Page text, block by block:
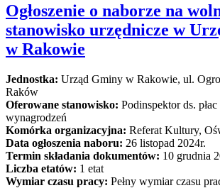
Ogłoszenie o naborze na
stanowisko urzędnicze w
w Rakowie
Jednostka: Urząd Gminy w Rakowie, ul.
Raków
Oferowane stanowisko: Podinspektor ds.
wynagrodzeń
Komórka organizacyjna: Referat Kultury,
Data ogłoszenia naboru: 26 listopad 2024r.
Termin składania dokumentów: 10 grudnia
Liczba etatów: 1 etat
Wymiar czasu pracy: Pełny wymiar czasu